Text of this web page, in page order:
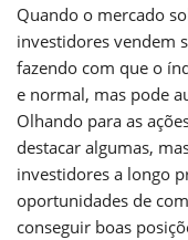
Quando o mercado
investidores vendem
fazendo com que o
e normal, mas pode
Olhando para as
destacar algumas,
investidores a longo
oportunidades de
conseguir boas